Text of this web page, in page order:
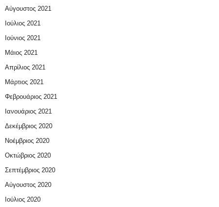
Αύγουστος 2021
Ιούλιος 2021
Ιούνιος 2021
Μάιος 2021
Απρίλιος 2021
Μάρτιος 2021
Φεβρουάριος 2021
Ιανουάριος 2021
Δεκέμβριος 2020
Νοέμβριος 2020
Οκτώβριος 2020
Σεπτέμβριος 2020
Αύγουστος 2020
Ιούλιος 2020